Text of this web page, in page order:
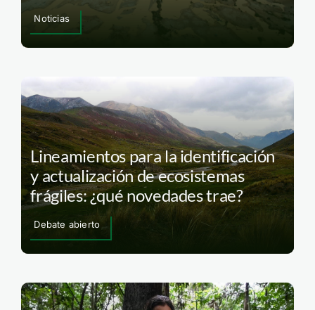
Noticias
Lineamientos para la identificación
y actualización de ecosistemas
frágiles: ¿qué novedades trae?
Debate abierto